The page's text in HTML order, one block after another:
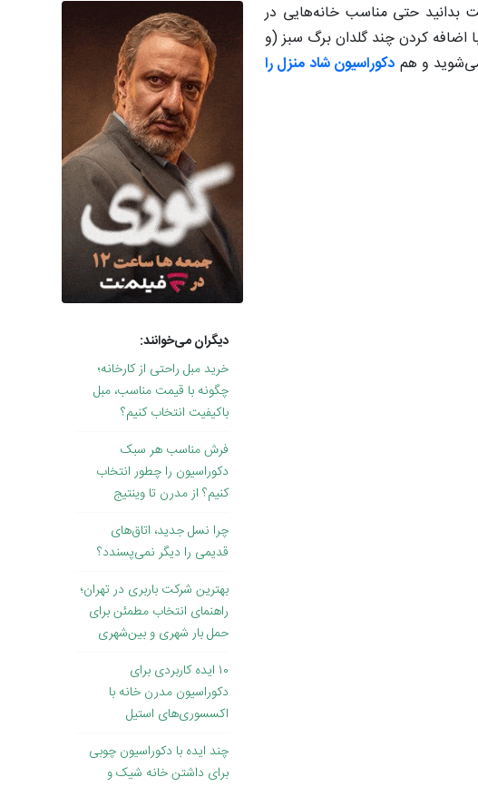
بدانید حتی مناسب خانه‌هایی در
اضافه کردن چند گلدان برگ سبز (و
و هم دکوراسیون شاد منزل را
دیگران می‌خوانند:
خرید مبل راحتی از کارخانه؛
چگونه با قیمت مناسب، مبل
باکیفیت انتخاب کنیم؟
فرش مناسب هر سبک
دکوراسیون را چطور انتخاب
کنیم؟ از مدرن تا وینتیج
چرا نسل جدید، اتاق‌های
قدیمی را دیگر نمی‌پسندد؟
بهترین شرکت باربری در تهران؛
راهنمای انتخاب مطمئن برای
حمل بار شهری و بین‌شهری
۱۰ ایده کاربردی برای
دکوراسیون مدرن خانه با
اکسسوری‌های استیل
چند ایده با دکوراسیون چوبی
برای داشتن خانه شیک و